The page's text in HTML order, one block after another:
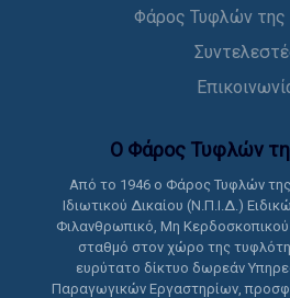
Φάρος Τυφλών της
Ο Φάρος Τυφλών
Από το 1946 ο Φάρος Τυφλών
Ιδιωτικού Δικαίου (Ν.Π.Ι.Δ.)
Φιλανθρωπικό, Μη
σταθμό στον χώρο της
ευρύτατο δίκτυο δωρεάν
Παραγωγικών Εργαστηρίων,